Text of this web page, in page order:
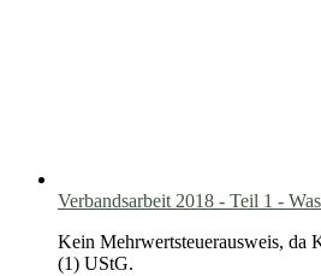
Verbandsarbeit 2018 - Teil 1 -
Kein Mehrwertsteuerausweis, da
(1) UStG.